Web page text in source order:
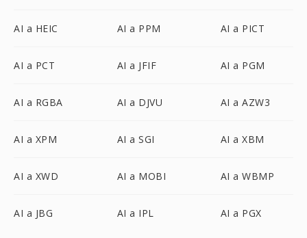
AI a HEIC AI a PPM AI a PICT
AI a PCT AI a JFIF AI a PGM
AI a RGBA AI a DJVU AI a AZW3
AI a XPM AI a SGI AI a XBM
AI a XWD AI a MOBI AI a WBMP
AI a JBG AI a IPL AI a PGX